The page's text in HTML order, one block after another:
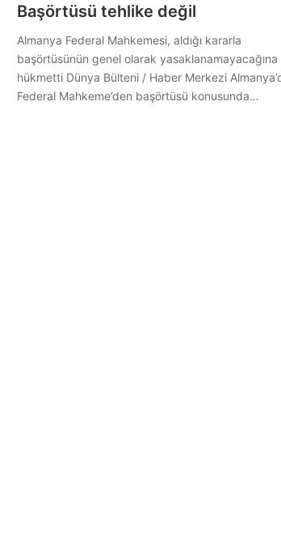
Başörtüsü tehlike değil
Almanya Federal Mahkemesi, aldığı kararla
başörtüsünün genel olarak yasaklanamayacağına
hükmetti Dünya Bülteni / Haber Merkezi
Federal Mahkeme’den başörtüsü konusunda…